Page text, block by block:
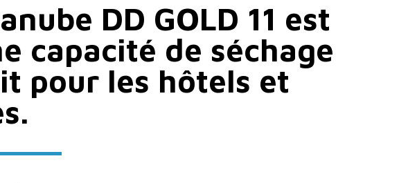
DD GOLD 11 est
capacité de séchage
pour les hôtels et